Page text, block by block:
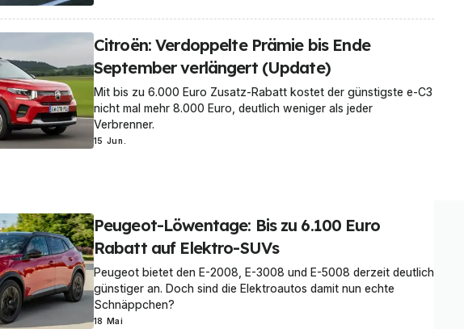
Citroën: Verdoppelte Prämie bis Ende
September verlängert (Update)
Mit bis zu 6.000 Euro Zusatz-Rabatt kostet der günstigste e-C3
nicht mal mehr 8.000 Euro, deutlich weniger als jeder
Verbrenner.
15 Jun.
Peugeot-Löwentage: Bis zu 6.100 Euro
Rabatt auf Elektro-SUVs
Peugeot bietet den E-2008, E-3008 und E-5008 derzeit deutlich
günstiger an. Doch sind die Elektroautos damit nun echte
Schnäppchen?
18 Mai